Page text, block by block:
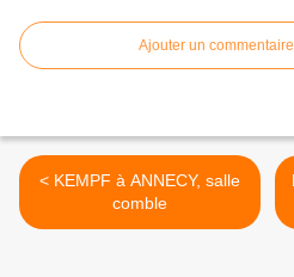
Ajouter un commentaire
< KEMPF à ANNECY, salle
comble